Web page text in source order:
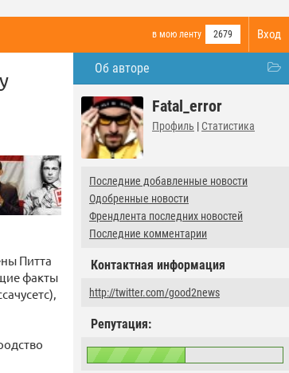
Вход
в мою ленту 2679
Об авторе
Fatal_error
Профиль | Статистика
Последние добавленные новости
Одобренные новости
Френдлента последних новостей
Последние комментарии
Контактная информация
http://twitter.com/good2news
Репутация:
Питта
факты